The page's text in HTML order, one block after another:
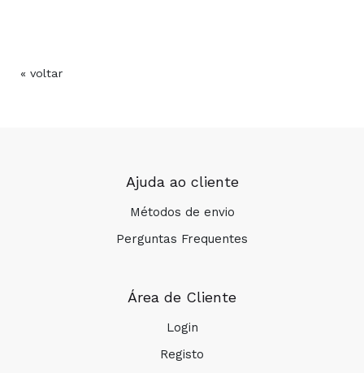
« voltar
Ajuda ao cliente
Métodos de envio
Perguntas Frequentes
Área de Cliente
Login
Registo